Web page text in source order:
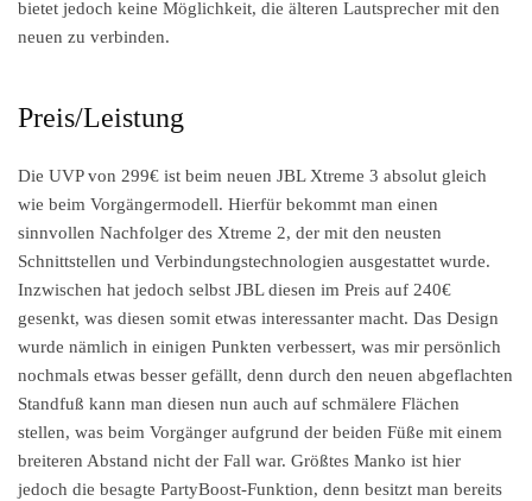
bietet jedoch keine Möglichkeit, die älteren Lautsprecher mit den
neuen zu verbinden.
Preis/Leistung
Die UVP von 299€ ist beim neuen JBL Xtreme 3 absolut gleich
wie beim Vorgängermodell. Hierfür bekommt man einen
sinnvollen Nachfolger des Xtreme 2, der mit den neusten
Schnittstellen und Verbindungstechnologien ausgestattet wurde.
Inzwischen hat jedoch selbst JBL diesen im Preis auf 240€
gesenkt, was diesen somit etwas interessanter macht. Das Design
wurde nämlich in einigen Punkten verbessert, was mir persönlich
nochmals etwas besser gefällt, denn durch den neuen abgeflachten
Standfuß kann man diesen nun auch auf schmälere Flächen
stellen, was beim Vorgänger aufgrund der beiden Füße mit einem
breiteren Abstand nicht der Fall war. Größtes Manko ist hier
jedoch die besagte PartyBoost-Funktion, denn besitzt man bereits